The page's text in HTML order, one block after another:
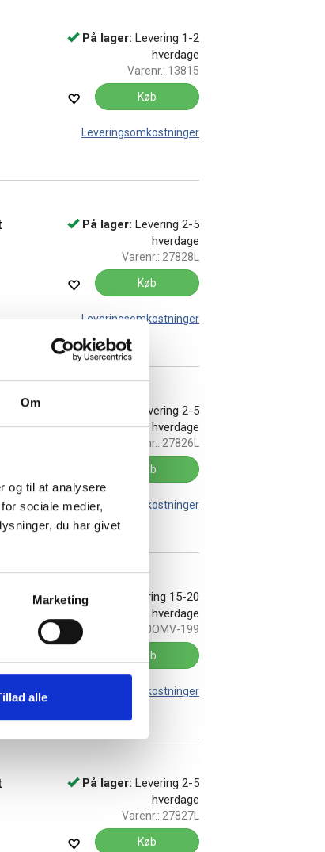
Om
og til at analysere
sociale medier,
du har givet
Marketing
alle
På lager: Levering 1-2
hverdage
Varenr.: 13815
Køb
Leveringsomkostninger
På lager: Levering 2-5
hverdage
Varenr.: 27828L
Køb
Leveringsomkostninger
Levering 2-5
hverdage
Varenr.: 27826L
Køb
Leveringsomkostninger
På lager:
Levering 15-20
hverdage
Varenr.: 27830OMV-199
Køb
Leveringsomkostninger
På lager: Levering 2-5
hverdage
Varenr.: 27827L
Køb